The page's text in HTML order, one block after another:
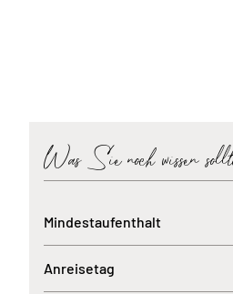
Was Sie noch wissen
Mindestaufenthalt
Anreisetag